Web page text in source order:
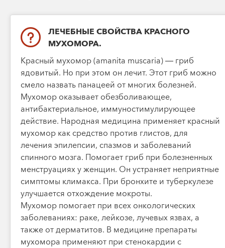
ЛЕЧЕБНЫЕ СВОЙСТВА КРАСНОГО
МУХОМОРА.
Красный мухомор (amanita muscaria) — гриб
ядовитый. Но при этом он лечит. Этот гриб можно
смело назвать панацеей от многих болезней.
Мухомор оказывает обезболивающее,
антибактериальное, иммуностимулирующее
действие. Народная медицина применяет красный
мухомор как средство против глистов, для
лечения эпилепсии, спазмов и заболеваний
спинного мозга. Помогает гриб при болезненных
менструациях у женщин. Он устраняет неприятные
симптомы климакса. При бронхите и туберкулезе
улучшается отхождение мокроты.
Мухомор помогает при всех онкологических
заболеваниях: раке, лейкозе, лучевых язвах, а
также от дерматитов. В медицине препараты
мухомора применяют при стенокардии с